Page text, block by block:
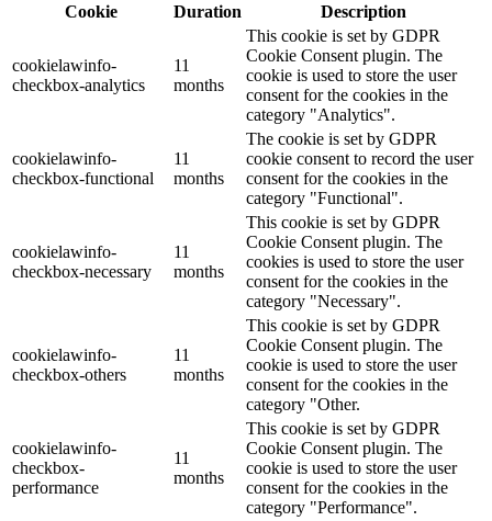
Cookie
Duration Description
cookielawinfo-
checkbox-analytics
11
months
This cookie is set by GDPR
Cookie Consent plugin. The
cookie is used to store the user
consent for the cookies in the
category "Analytics".
cookielawinfo-
checkbox-functional
11
months
The cookie is set by GDPR
cookie consent to record the user
consent for the cookies in the
category "Functional".
cookielawinfo-
checkbox-necessary
11
months
This cookie is set by GDPR
Cookie Consent plugin. The
cookies is used to store the user
consent for the cookies in the
category "Necessary".
cookielawinfo-
checkbox-others
11
months
This cookie is set by GDPR
Cookie Consent plugin. The
cookie is used to store the user
consent for the cookies in the
category "Other.
cookielawinfo-
checkbox-
performance
11
months
This cookie is set by GDPR
Cookie Consent plugin. The
cookie is used to store the user
consent for the cookies in the
category "Performance".